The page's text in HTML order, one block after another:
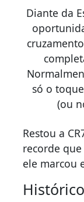
Diante da
só o
(ou
Restou a
recorde
ele marcou